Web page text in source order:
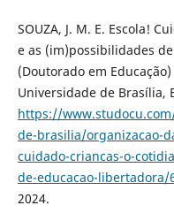
SOUZA, J. M. E. Escola!
e as (im)possibilidades
(Doutorado em
Universidade de Brasília,
https://
de-brasilia/organizacao-
cuidado-criancas-o-
de-educacao-libertadora/
2024.